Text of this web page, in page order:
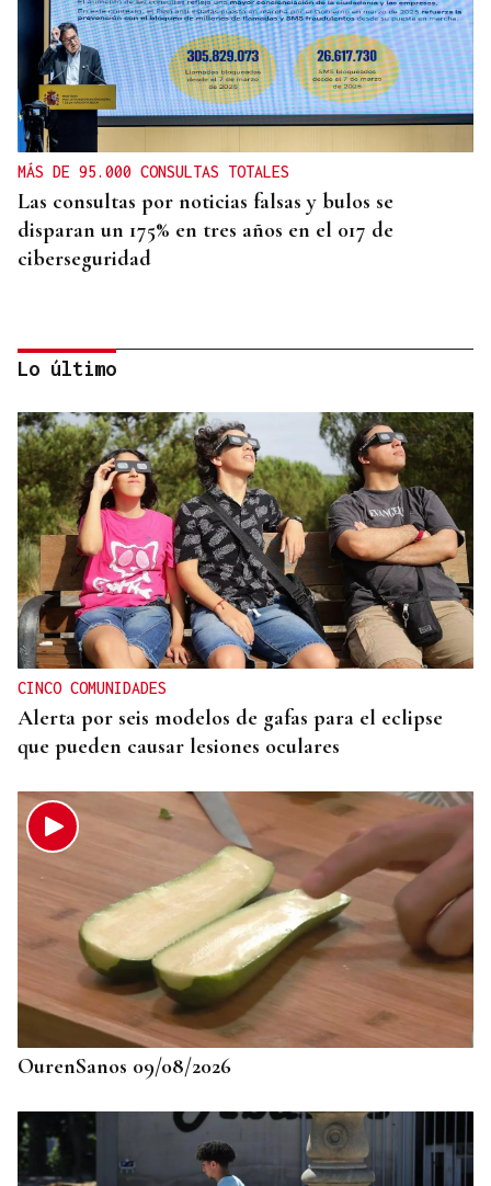
MÁS DE 95.000 CONSULTAS TOTALES
Las consultas por noticias falsas y bulos se
disparan un 175% en tres años en el 017 de
ciberseguridad
725 PLAZAS EN GALICIA
Récord histórico de plazas de Formación Sanitaria
Especializada en 2027: fechas y claves de la
convocatoria
Lo último
CINCO COMUNIDADES
Alerta por seis modelos de gafas para el eclipse
que pueden causar lesiones oculares
OurenSanos 09/08/2026